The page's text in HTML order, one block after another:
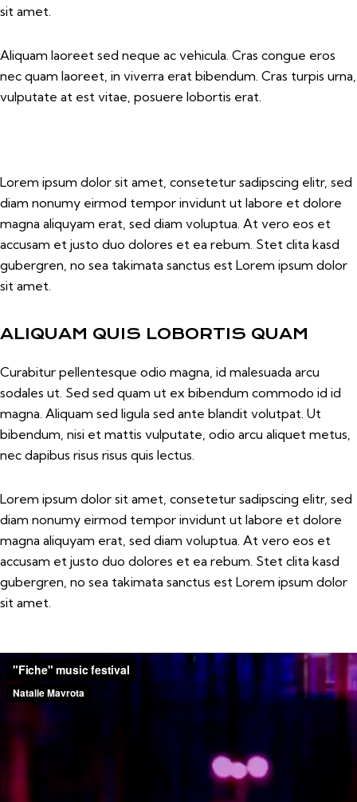
sit amet.
Aliquam laoreet sed neque ac vehicula. Cras congue eros
nec quam laoreet, in viverra erat bibendum. Cras turpis urna,
vulputate at est vitae, posuere lobortis erat.
Lorem ipsum dolor sit amet, consetetur sadipscing elitr, sed
diam nonumy eirmod tempor invidunt ut labore et dolore
magna aliquyam erat, sed diam voluptua. At vero eos et
accusam et justo duo dolores et ea rebum. Stet clita kasd
gubergren, no sea takimata sanctus est Lorem ipsum dolor
sit amet.
ALIQUAM QUIS LOBORTIS QUAM
Curabitur pellentesque odio magna, id malesuada arcu
sodales ut. Sed sed quam ut ex bibendum commodo id id
magna. Aliquam sed ligula sed ante blandit volutpat. Ut
bibendum, nisi et mattis vulputate, odio arcu aliquet metus,
nec dapibus risus risus quis lectus.
Lorem ipsum dolor sit amet, consetetur sadipscing elitr, sed
diam nonumy eirmod tempor invidunt ut labore et dolore
magna aliquyam erat, sed diam voluptua. At vero eos et
accusam et justo duo dolores et ea rebum. Stet clita kasd
gubergren, no sea takimata sanctus est Lorem ipsum dolor
sit amet.